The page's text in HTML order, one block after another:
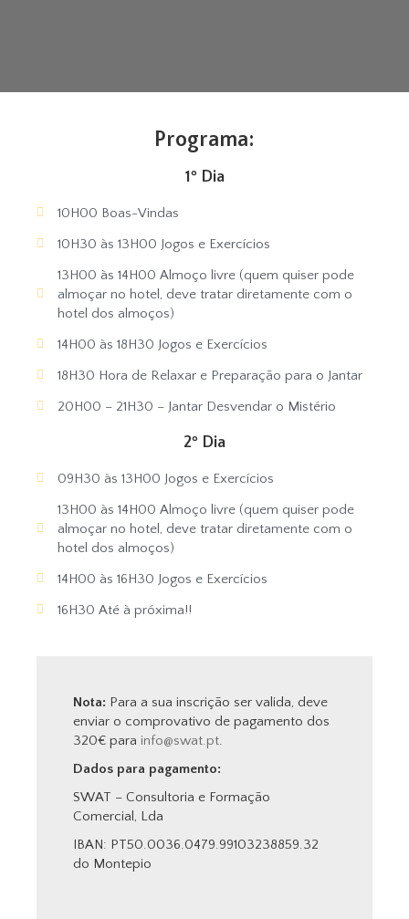
Programa:
1º Dia
10H00 Boas-Vindas
10H30 às 13H00 Jogos e Exercícios
13H00 às 14H00 Almoço livre (quem quiser pode
almoçar no hotel, deve tratar diretamente com o
hotel dos almoços)
14H00 às 18H30 Jogos e Exercícios
18H30 Hora de Relaxar e Preparação para o Jantar
20H00 – 21H30 – Jantar Desvendar o Mistério
2º Dia
09H30 às 13H00 Jogos e Exercícios
13H00 às 14H00 Almoço livre (quem quiser pode
almoçar no hotel, deve tratar diretamente com o
hotel dos almoços)
14H00 às 16H30 Jogos e Exercícios
16H30 Até à próxima!!
Nota: Para a sua inscrição ser valida, deve
enviar o comprovativo de pagamento dos
320€ para info@swat.pt.
Dados para pagamento:
SWAT – Consultoria e Formação
Comercial, Lda
IBAN: PT50.0036.0479.99103238859.32
do Montepio